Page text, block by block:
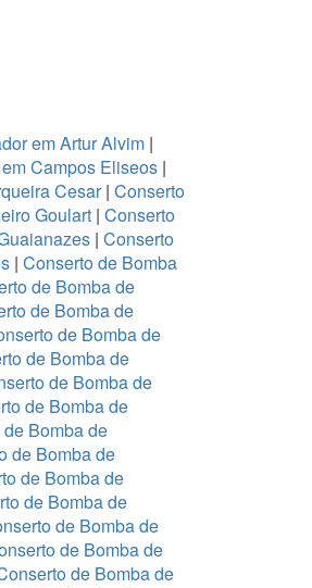
em Artur Alvim |
Campos Eliseos |
Cesar| Conserto
Goulart | Conserto
| Conserto
| Conserto de Bomba
de Bomba de
de Bomba de
de Bomba de
de Bomba de
de Bomba de
de Bomba de
Bomba de
de Bomba de
de Bomba de
de Bomba de
de Bomba de
de Bomba de
de Bomba de